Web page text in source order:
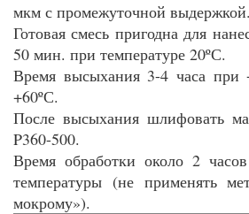
мкм с промежуточной выдержкой.
Готовая смесь пригодна для
50 мин. при температуре 20ºС.
Время высыхания 3-4 часа
+60ºС.
После высыхания шлифовать
P360-500.
Время обработки около 2
температуры (не применять
мокрому»).